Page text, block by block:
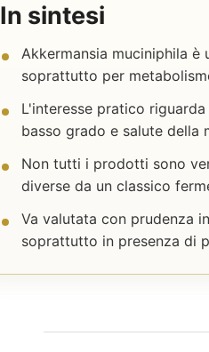
In sintesi
Akkermansia muciniphila
soprattutto per
L'interesse pratico
basso grado e salute della
Non tutti i prodotti sono
diverse da un classico
Va valutata con prudenza
soprattutto in presenza di